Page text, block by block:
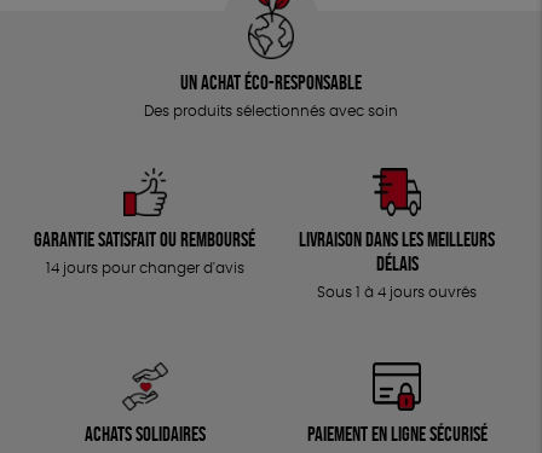
Un achat éco-responsable
Des produits sélectionnés avec soin
Garantie satisfait ou remboursé
14 jours pour changer d'avis
Livraison dans les meilleurs
délais
Sous 1 à 4 jours ouvrés
Achats solidaires Paiement en ligne sécurisé